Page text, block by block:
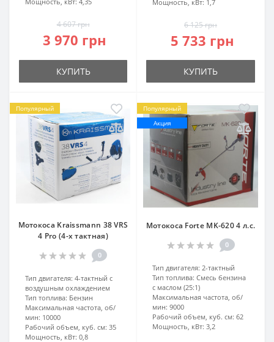
4 607 грн
3 970 грн
КУПИТЬ
Мощность, кВт: 1,7
6 125 грн
5 733 грн
КУПИТЬ
Популярный
Мотокоса Kraissmann 38 VRS
4 Pro (4-х тактная)
0
Тип двигателя: 4-тактный с
воздушным охлаждением
Тип топлива: Бензин
Максимальная частота, об/
мин: 10000
Рабочий объем, куб. см: 35
Мощность, кВт: 0,8
Популярный
Акция
Мотокоса Forte MK-620 4 л.с.
0
Тип двигателя: 2-тактный
Тип топлива: Смесь бензина
с маслом (25:1)
Максимальная частота, об/
мин: 9000
Рабочий объем, куб. см: 62
Мощность, кВт: 3,2